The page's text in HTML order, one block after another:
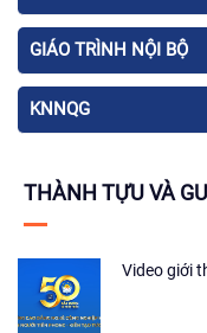
GIÁO TRÌNH NỘI BỘ
KNNQG
THÀNH TỰU VÀ
Video giới